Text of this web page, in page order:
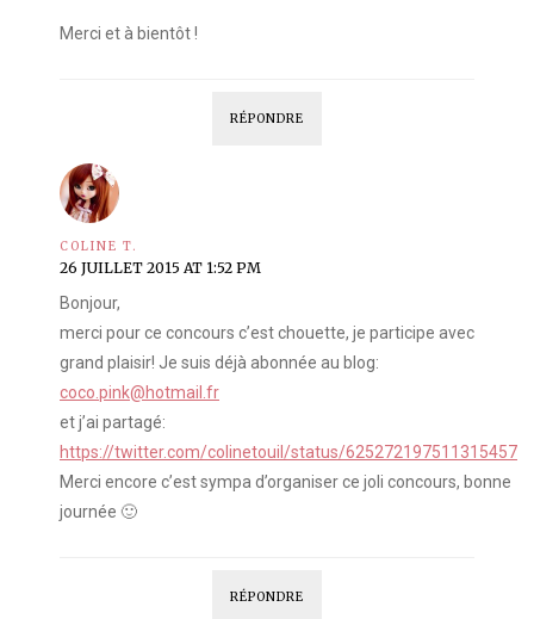
Merci et à bientôt !
RÉPONDRE
COLINE T.
26 JUILLET 2015 AT 1:52 PM
Bonjour,
merci pour ce concours c’est chouette, je participe avec
grand plaisir! Je suis déjà abonnée au blog:
coco.pink@hotmail.fr
et j’ai partagé:
https://twitter.com/colinetouil/status/625272197511315457
Merci encore c’est sympa d’organiser ce joli concours, bonne
journée 🙂
RÉPONDRE